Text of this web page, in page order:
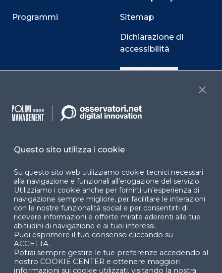
Programmi Sitemap
Dichiarazione di
accessibilità
Cookie Center
Facebook LinkedIn
© 2024 Copyright © Politecnico di Milano Dipartimento
di Ingegneria Gestionale
Questo sito utilizza i cookie
Su questo sito web utilizziamo cookie tecnici necessari
alla navigazione e funzionali all’erogazione del servizio.
Utilizziamo i cookie anche per fornirti un’esperienza di
navigazione sempre migliore, per facilitare le interazioni
con le nostre funzionalità social e per consentirti di
ricevere informazioni e offerte mirate aderenti alle tue
abitudini di navigazione e ai tuoi interessi.
Puoi esprimere il tuo consenso cliccando su
ACCETTA.
Potrai sempre gestire le tue preferenze accedendo al
nostro COOKIE CENTER e ottenere maggiori
informazioni sui cookie utilizzati, visitando la nostra